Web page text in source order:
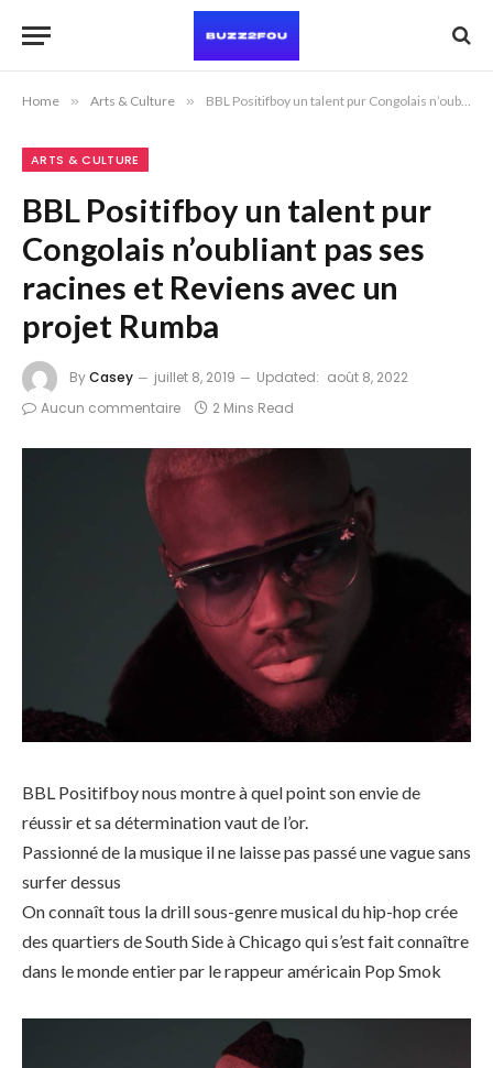
Home » Arts & Culture » BBL Positifboy un talent pur Congolais n’oubliant pas ses racines et Reviens avec un projet Rumba
ARTS & CULTURE
BBL Positifboy un talent pur
Congolais n’oubliant pas ses
racines et Reviens avec un
projet Rumba
ByCasey juillet 8, 2019 Updated: août 8, 2022
Aucun commentaire
2 Mins Read
BBL Positifboy nous montre à quel point son envie de
réussir et sa détermination vaut de l’or.
Passionné de la musique il ne laisse pas passé une vague sans
surfer dessus
On connaît tous la drill sous-genre musical du hip-hop crée
des quartiers de South Side à Chicago qui s’est fait connaître
dans le monde entier par le rappeur américain Pop Smok